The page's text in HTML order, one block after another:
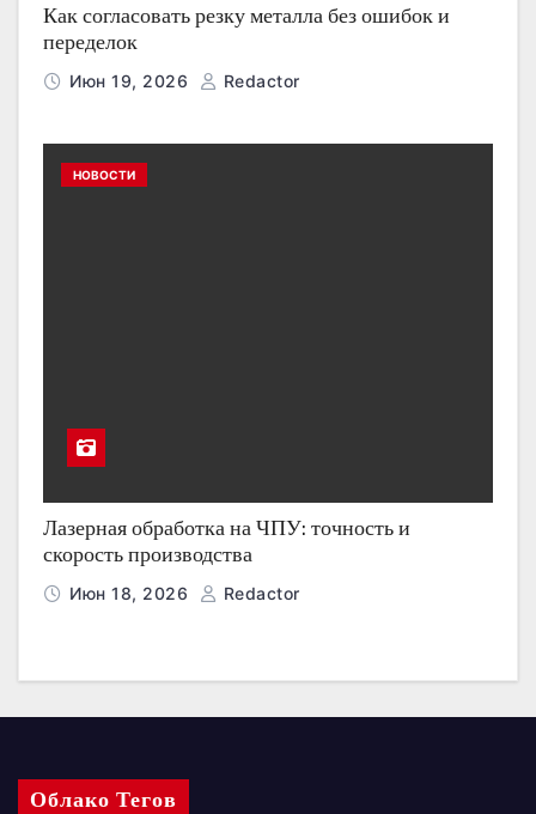
Как согласовать резку металла без ошибок и
переделок
Июн 19, 2026 Redactor
НОВОСТИ
Лазерная обработка на ЧПУ: точность и
скорость производства
Июн 18, 2026 Redactor
Облако Тегов